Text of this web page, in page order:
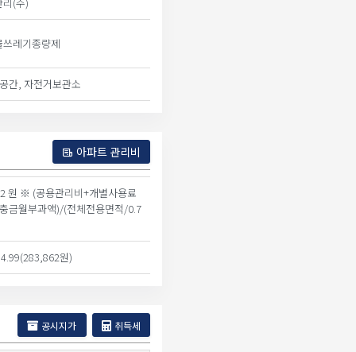
레기종량제
간, 자전거보관소
아파트 관리비
원 ※ (공용관리비+개별사용료
금월부과액)/(전체전용면적/0.7
원)
공시지가 취득세